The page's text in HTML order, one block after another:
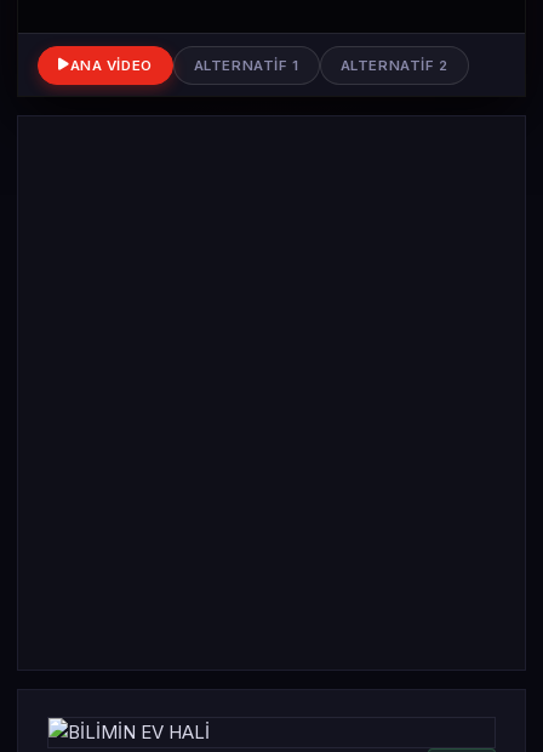
ANA VIDEO ALTERNATIF 1 ALTERNATIF 2